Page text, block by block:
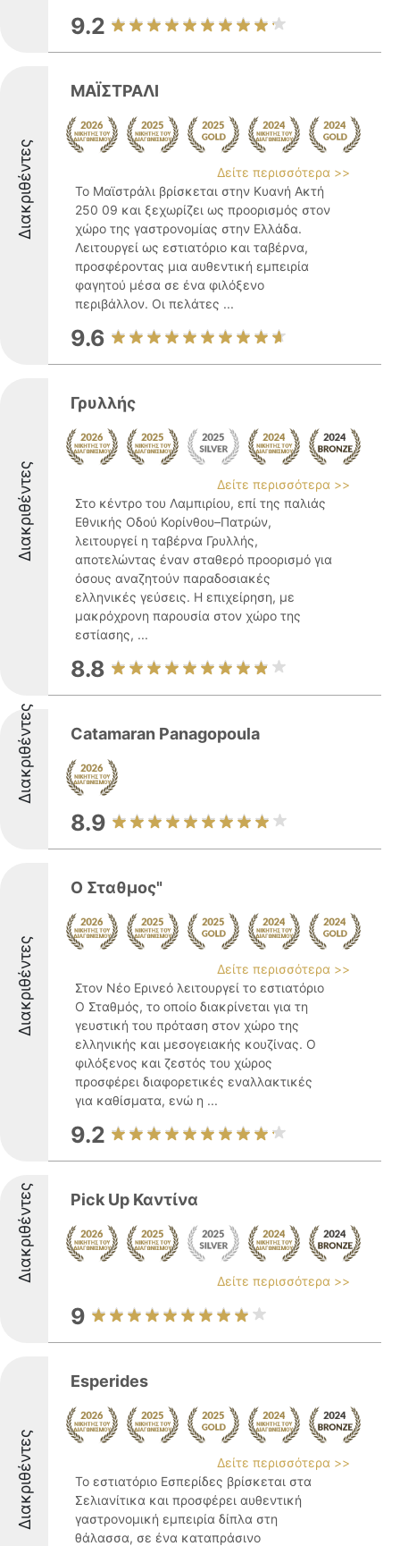
9.2
Διακριθέντες
ΜΑΪΣΤΡΑΛΙ
Δείτε περισσότερα >>
Το Μαϊστράλι βρίσκεται στην Κυανή Ακτή
250 09 και ξεχωρίζει ως προορισμός στον
χώρο της γαστρονομίας στην Ελλάδα.
Λειτουργεί ως εστιατόριο και ταβέρνα,
προσφέροντας μια αυθεντική εμπειρία
φαγητού μέσα σε ένα φιλόξενο
περιβάλλον. Οι πελάτες ...
9.6
Διακριθέντες
Γρυλλής
Δείτε περισσότερα >>
Στο κέντρο του Λαμπιρίου, επί της παλιάς
Εθνικής Οδού Κορίνθου–Πατρών,
λειτουργεί η ταβέρνα Γρυλλής,
αποτελώντας έναν σταθερό προορισμό για
όσους αναζητούν παραδοσιακές
ελληνικές γεύσεις. Η επιχείρηση, με
μακρόχρονη παρουσία στον χώρο της
εστίασης, ...
8.8
Διακριθέντες Catamaran Panagopoula
8.9
Διακριθέντες
Ο Σταθμος"
Δείτε περισσότερα >>
Στον Νέο Ερινεό λειτουργεί το εστιατόριο
Ο Σταθμός, το οποίο διακρίνεται για τη
γευστική του πρόταση στον χώρο της
ελληνικής και μεσογειακής κουζίνας. Ο
φιλόξενος και ζεστός του χώρος
προσφέρει διαφορετικές εναλλακτικές
για καθίσματα, ενώ η ...
9.2
Διακριθέντες Pick Up Καντίνα
Δείτε περισσότερα >>
9
Διακριθέντες
Esperides
Δείτε περισσότερα >>
Το εστιατόριο Εσπερίδες βρίσκεται στα
Σελιανίτικα και προσφέρει αυθεντική
γαστρονομική εμπειρία δίπλα στη
θάλασσα, σε ένα καταπράσινο